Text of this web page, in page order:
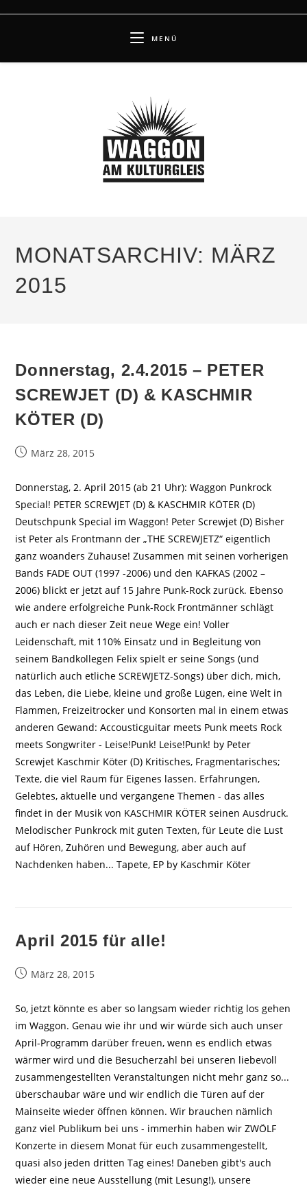
MENÜ
MONATSARCHIV: MÄRZ
2015
Donnerstag, 2.4.2015 – PETER
SCREWJET (D) & KASCHMIR
KÖTER (D)
BeitragMärz 28, 2015
Donnerstag, 2. April 2015 (ab 21 Uhr): Waggon Punkrock
Special! PETER SCREWJET (D) & KASCHMIR KÖTER (D)
Deutschpunk Special im Waggon! Peter Screwjet (D) Bisher
ist Peter als Frontmann der „THE SCREWJETZ“ eigentlich
ganz woanders Zuhause! Zusammen mit seinen vorherigen
Bands FADE OUT (1997 -2006) und den KAFKAS (2002 –
2006) blickt er jetzt auf 15 Jahre Punk-Rock zurück. Ebenso
wie andere erfolgreiche Punk-Rock Frontmänner schlägt
auch er nach dieser Zeit neue Wege ein! Voller
Leidenschaft, mit 110% Einsatz und in Begleitung von
seinem Bandkollegen Felix spielt er seine Songs (und
natürlich auch etliche SCREWJETZ-Songs) über dich, mich,
das Leben, die Liebe, kleine und große Lügen, eine Welt in
Flammen, Freizeitrocker und Konsorten mal in einem etwas
anderen Gewand: Accousticguitar meets Punk meets Rock
meets Songwriter - Leise!Punk! Leise!Punk! by Peter
Screwjet Kaschmir Köter (D) Kritisches, Fragmentarisches;
Texte, die viel Raum für Eigenes lassen. Erfahrungen,
Gelebtes, aktuelle und vergangene Themen - das alles
findet in der Musik von KASCHMIR KÖTER seinen Ausdruck.
Melodischer Punkrock mit guten Texten, für Leute die Lust
auf Hören, Zuhören und Bewegung, aber auch auf
Nachdenken haben... Tapete, EP by Kaschmir Köter
April 2015 für alle!
BeitragMärz 28, 2015
So, jetzt könnte es aber so langsam wieder richtig los gehen
im Waggon. Genau wie ihr und wir würde sich auch unser
April-Programm darüber freuen, wenn es endlich etwas
wärmer wird und die Besucherzahl bei unseren liebevoll
zusammengestellten Veranstaltungen nicht mehr ganz so...
überschaubar wäre und wir endlich die Türen auf der
Mainseite wieder öffnen können. Wir brauchen nämlich
ganz viel Publikum bei uns - immerhin haben wir ZWÖLF
Konzerte in diesem Monat für euch zusammengestellt,
quasi also jeden dritten Tag eines! Daneben gibt's auch
wieder eine neue Ausstellung (mit Lesung!), unsere